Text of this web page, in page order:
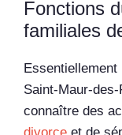
Fonctions
familiales
Saint-Maur-
connaître des